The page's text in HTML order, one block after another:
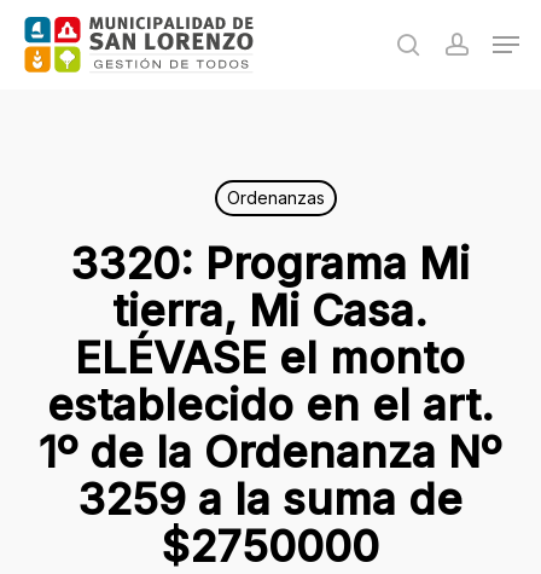
Skip
search
Ordenanzas
3320: Programa Mi
tierra, Mi Casa.
ELÉVASE el monto
establecido en el art.
1º de la Ordenanza Nº
3259 a la suma de
$2750000